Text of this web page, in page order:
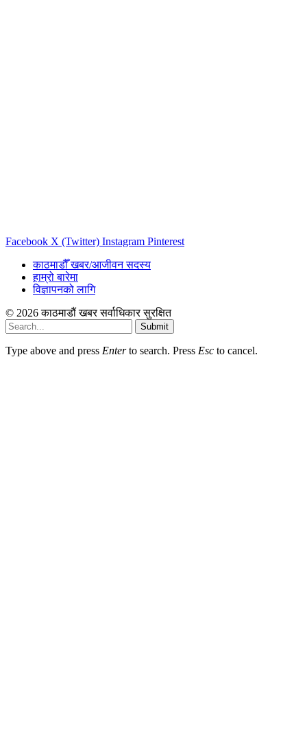
Facebook X (Twitter) Instagram Pinterest
काठमाडौँ खबर/आजीवन सदस्य
हाम्रो बारेमा
विज्ञापनको लागि
© 2026 काठमाडौं खबर सर्वाधिकार सुरक्षित
Submit
Type above and press Enterto search. Press Esc to cancel.